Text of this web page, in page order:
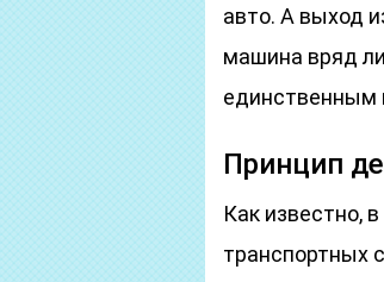
авто. А выход
машина вряд
единственным
Принцип
Как известно,
транспортных